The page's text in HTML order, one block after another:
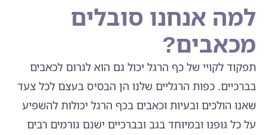
למה אנחנו סובלים
מכאבים?
תפקוד לקויי של כף הרגל יכול גם הוא לגרום לכאבים
בברכיים. כפות הרגליים שלנו הן הבסיס בעצם לכל צעד
שאנו הולכים ובעיות וכאבים בכף הרגל יכולות להשפיע
על כל גופנו ובמיוחד בגב ובברכיים ישנם גורמים רבים